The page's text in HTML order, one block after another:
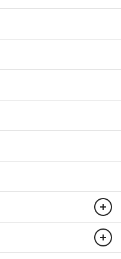
女の子が…。
っぱいあるでしょ。
構モテたんだろうけど、
からね。どちらかという
この高校にしてから、急
番っていうのはないです
しぐれ」をずーっと冬ま
、それ？」「冬だぜ、お
されてました（笑）。
な（笑）。ただ、（前身